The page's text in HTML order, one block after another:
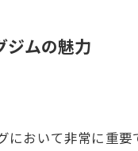
ジムの魅力
において非常に重